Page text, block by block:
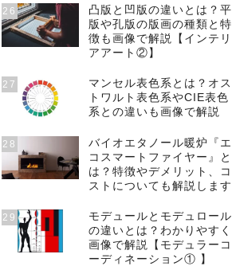
26
凸版と凹版の違いとは？平
版や孔版の版画の種類と特
徴も画像で解説【インテリ
アアート②】
27
マンセル表色系とは？オス
トワルト表色系やCIE表色
系との違いも画像で解説
28
バイオエタノール暖炉『エ
コスマートファイヤー』と
は？特徴やデメリット、コ
ストについても解説します
29
モデュールとモデュロール
の違いとは？わかりやすく
画像で解説【モデュラーコ
ーディネーション① 】